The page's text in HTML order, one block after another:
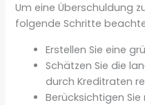
Um eine Überschuldung
folgende Schritte
Erstellen Sie eine
Schätzen Sie die
durch Kreditraten
Berücksichtigen